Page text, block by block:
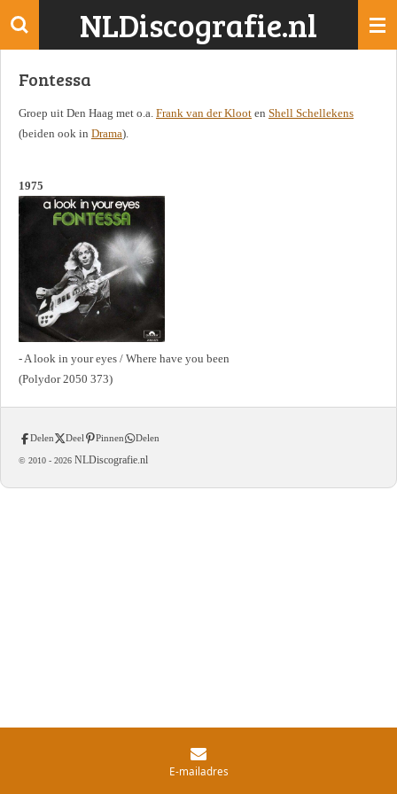
Ga
de
NLDiscografie.nl
Fontessa
Groep uit Den Haag met o.a. Frank van der Kloot en Shell Schellekens
(beiden ook in Drama).
1975
- A look in your eyes / Where have you been
(Polydor 2050 373)
Delen Deel Pinnen Delen
© 2010 - 2026 NLDiscografie.nl
E-mailadres